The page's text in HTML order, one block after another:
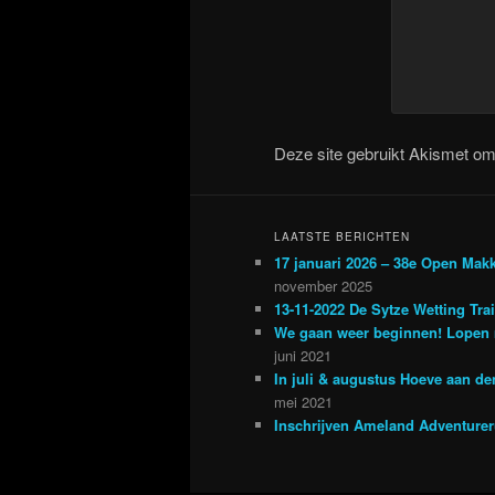
Deze site gebruikt Akismet
LAATSTE BERICHTEN
17 januari 2026 – 38e Open
november 2025
13-11-2022 De Sytze Wetting
We gaan weer beginnen!
juni 2021
In juli & augustus Hoeve aan
mei 2021
Inschrijven Ameland